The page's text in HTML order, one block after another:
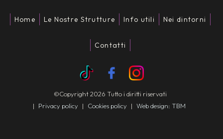
Home Le Nostre Strutture Info utili Nei dintorni
Contatti
©Copyright 2026 Tutto i diritti riservati
|
Privacy policy | Cookies policy | Web design: TBM